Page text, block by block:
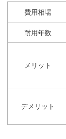
費用相場
耐用年数
メリット
デメリット